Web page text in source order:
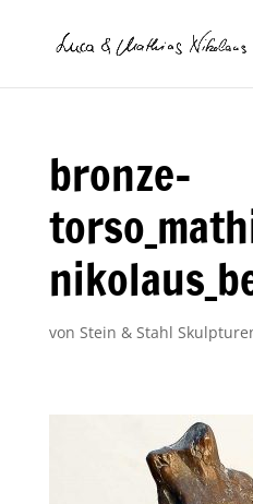
bronze-
von Stein & Stahl